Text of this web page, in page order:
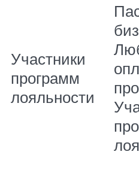
Участники
программ
лояльности